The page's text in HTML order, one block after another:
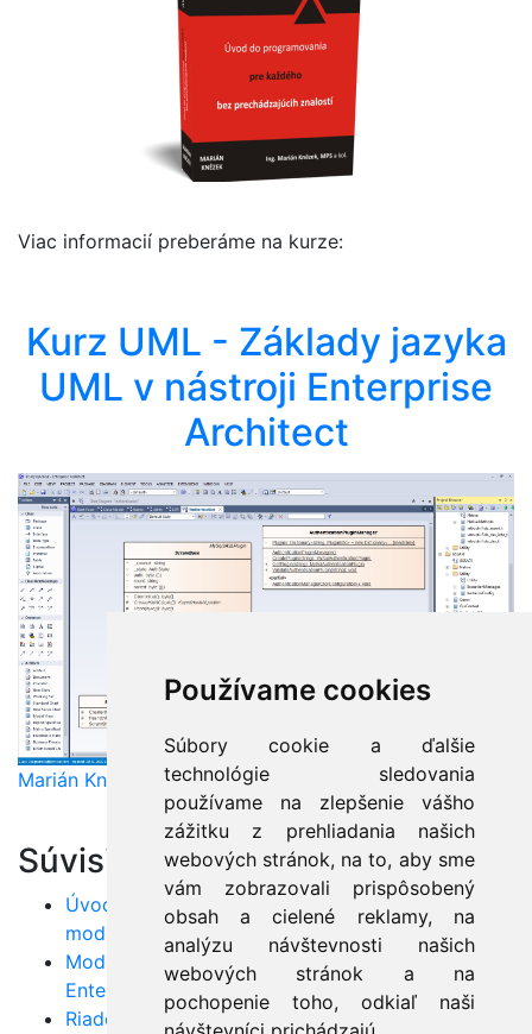
Používame cookies
Súbory cookie a ďalšie
technológie sledovania
používame na zlepšenie vášho
zážitku z prehliadania našich
webových stránok, na to, aby sme
vám zobrazovali prispôsobený
obsah a cielené reklamy, na
analýzu návštevnosti našich
webových stránok a na
pochopenie toho, odkiaľ naši
Viac informacií preberáme na kurze:
Kurz UML - Základy jazyka
UML v nástroji Enterprise
Architect
Marián Knězek
Súvisiace články:
Úvod do UML v Enterprise Architect: Začnite s
modelovaním
Modelovanie softvéru: Zvládnite UML v nástroji
Enterprise Architect
Riadenie toku programu s cyklami v Jave